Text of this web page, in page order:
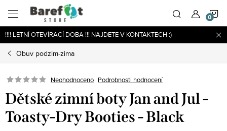
obsah
!!!! LETNÍ OTEVÍRACÍ DOBA !!! NAJDETE V KONTAKTECH :)
Obuv podzim-zima
Neohodnoceno Podrobnosti hodnocení
Dětské zimní boty Jan and Jul -
Toasty-Dry Booties - Black